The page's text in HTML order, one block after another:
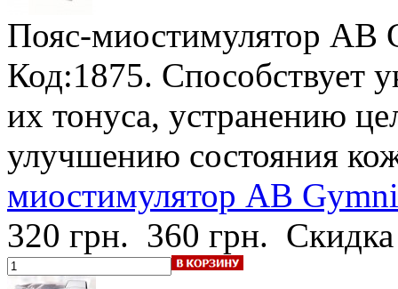
Пояс-миостимулятор AB
Код:1875.
их тонуса, устранению
улучшению состояния
миостимулятор AB
320 грн. 360 грн.